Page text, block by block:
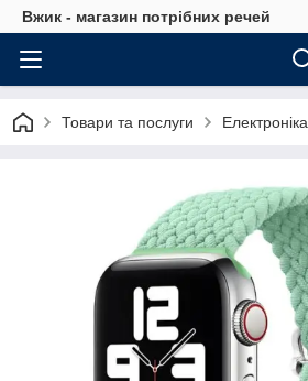
Вжик - магазин потрiбних речей
Товари та послуги Електроніка